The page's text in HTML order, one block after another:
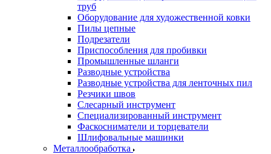
труб
Оборудование для художественной ковки
Пилы цепные
Подрезатели
Приспособления для пробивки
Промышленные шланги
Разводные устройства
Разводные устройства для ленточных пил
Резчики швов
Слесарный инструмент
Специализированный инструмент
Фаскосниматели и торцеватели
Шлифовальные машинки
Металлообработка